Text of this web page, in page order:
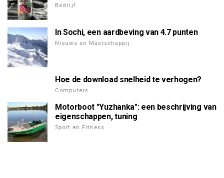
Bedrijf
In Sochi, een aardbeving van 4.7 punten
Nieuws en Maatschappij
Hoe de download snelheid te verhogen?
Computers
Motorboot "Yuzhanka": een beschrijving van
eigenschappen, tuning
Sport en Fitness